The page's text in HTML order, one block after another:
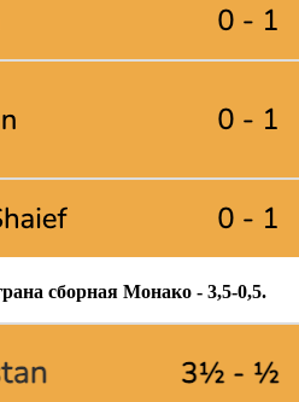
сборная Монако - 3,5-0,5.